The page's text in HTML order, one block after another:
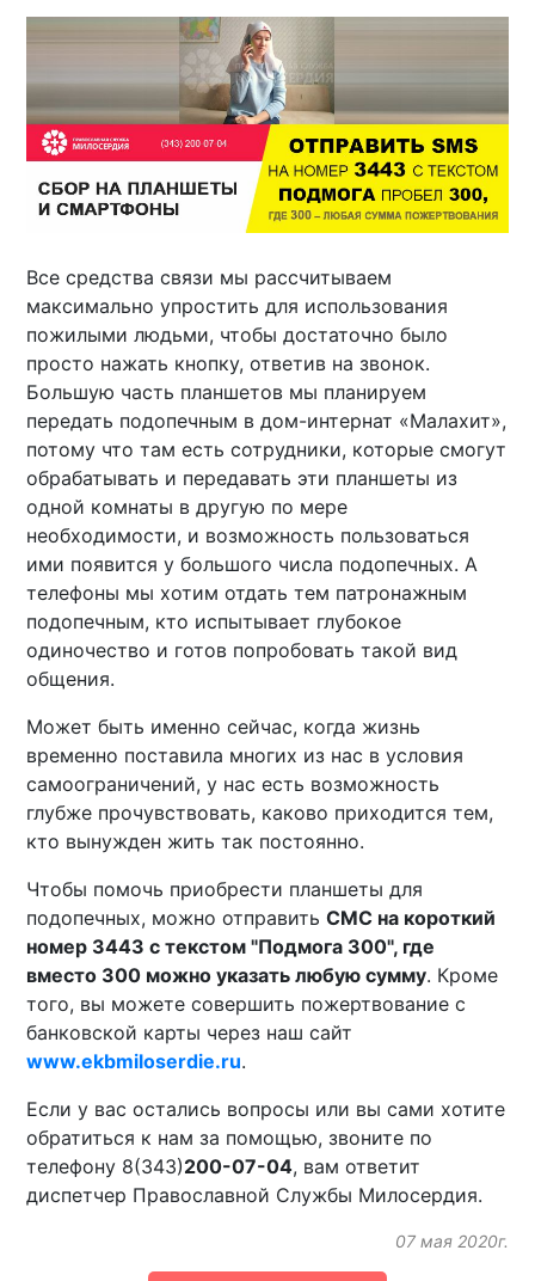
Все средства связи мы рассчитываем
максимально упростить для использования
пожилыми людьми, чтобы достаточно было
просто нажать кнопку, ответив на звонок.
Большую часть планшетов мы планируем
передать подопечным в дом-интернат «Малахит»,
потому что там есть сотрудники, которые смогут
обрабатывать и передавать эти планшеты из
одной комнаты в другую по мере
необходимости, и возможность пользоваться
ими появится у большого числа подопечных. А
телефоны мы хотим отдать тем патронажным
подопечным, кто испытывает глубокое
одиночество и готов попробовать такой вид
общения.
Может быть именно сейчас, когда жизнь
временно поставила многих из нас в условия
самоограничений, у нас есть возможность
глубже прочувствовать, каково приходится тем,
кто вынужден жить так постоянно.
Чтобы помочь приобрести планшеты для
подопечных, можно отправитьСМС на короткий
номер 3443 с текстом "Подмога 300", где
вместо 300 можно указать любую сумму. Кроме
того, вы можете совершить пожертвование с
банковской карты через наш сайт
www.ekbmiloserdie.ru.
Если у вас остались вопросы или вы сами хотите
обратиться к нам за помощью, звоните по
телефону 8(343)200-07-04, вам ответит
диспетчер Православной Службы Милосердия.
07 мая 2020г.